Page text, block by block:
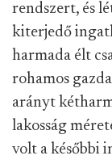
rendszert, és
kiterjedő
harmada élt
rohamos
arányt
lakosság
volt a későbbi